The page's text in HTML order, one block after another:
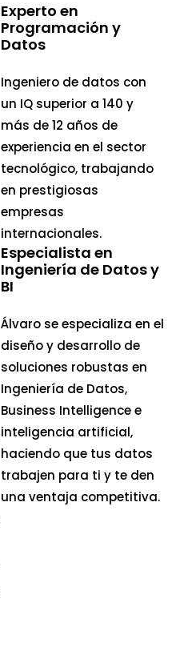
Experto en
Programación y
Datos
Ingeniero de datos con
un IQ superior a 140 y
más de 12 años de
experiencia en el sector
tecnológico, trabajando
en prestigiosas
empresas
internacionales.
Especialista en
Ingeniería de Datos y
BI
Álvaro se especializa en el
diseño y desarrollo de
soluciones robustas en
Ingeniería de Datos,
Business Intelligence e
inteligencia artificial,
haciendo que tus datos
trabajen para ti y te den
una ventaja competitiva.